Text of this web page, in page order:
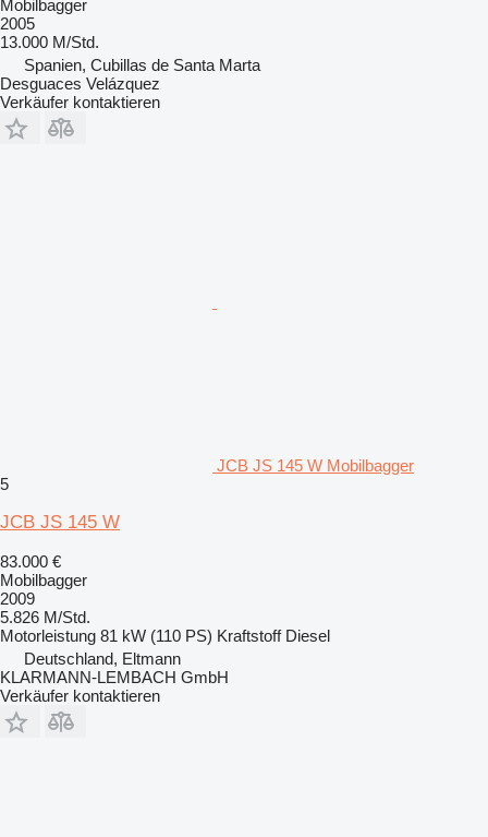
Mobilbagger
2005
13.000 M/Std.
Spanien, Cubillas de Santa Marta
Desguaces Velázquez
Verkäufer kontaktieren
JCB JS 145 W Mobilbagger
5
JCB JS 145 W
83.000 €
Mobilbagger
2009
5.826 M/Std.
Motorleistung 81 kW (110 PS) Kraftstoff Diesel
Deutschland, Eltmann
KLARMANN-LEMBACH GmbH
Verkäufer kontaktieren